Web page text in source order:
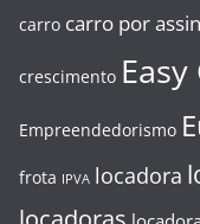
carro carro por
crescimento
Empreendedorismo
frota IPVA locadora